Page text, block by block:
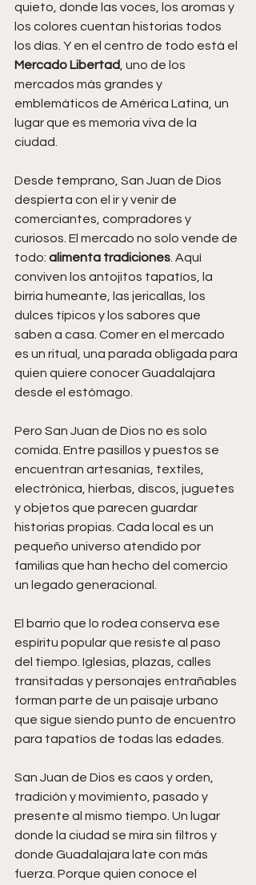
quieto, donde las voces, los aromas y
los colores cuentan historias todos
los días. Y en el centro de todo está el
Mercado Libertad, uno de los
mercados más grandes y
emblemáticos de América Latina, un
lugar que es memoria viva de la
ciudad.
Desde temprano, San Juan de Dios
despierta con el ir y venir de
comerciantes, compradores y
curiosos. El mercado no solo vende de
todo: alimenta tradiciones. Aquí
conviven los antojitos tapatíos, la
birria humeante, las jericallas, los
dulces típicos y los sabores que
saben a casa. Comer en el mercado
es un ritual, una parada obligada para
quien quiere conocer Guadalajara
desde el estómago.
Pero San Juan de Dios no es solo
comida. Entre pasillos y puestos se
encuentran artesanías, textiles,
electrónica, hierbas, discos, juguetes
y objetos que parecen guardar
historias propias. Cada local es un
pequeño universo atendido por
familias que han hecho del comercio
un legado generacional.
El barrio que lo rodea conserva ese
espíritu popular que resiste al paso
del tiempo. Iglesias, plazas, calles
transitadas y personajes entrañables
forman parte de un paisaje urbano
que sigue siendo punto de encuentro
para tapatíos de todas las edades.
San Juan de Dios es caos y orden,
tradición y movimiento, pasado y
presente al mismo tiempo. Un lugar
donde la ciudad se mira sin filtros y
donde Guadalajara late con más
fuerza. Porque quien conoce el